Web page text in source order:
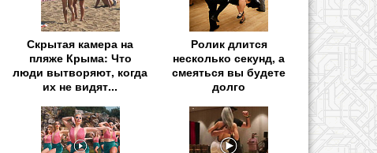
Скрытая камера на
пляже Крыма: Что
люди вытворяют, когда
их не видят...
Ролик длится
несколько секунд, а
смеяться вы будете
долго